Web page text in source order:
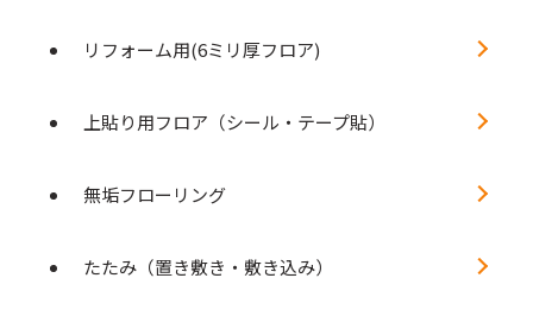
リフォーム用(6ミリ厚フロア)
上貼り用フロア（シール・テープ貼）
無垢フローリング
たたみ（置き敷き・敷き込み）